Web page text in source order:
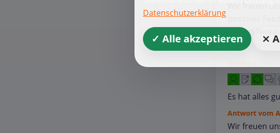
Wir freuen
hohem
Es hat alles
Antwort vom
Wir freuen
Datenschutzerklärung
✓ Alle akzeptieren ⨯